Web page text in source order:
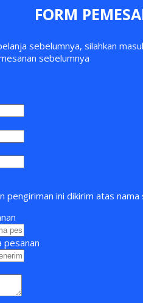
FORM
sebelumnya, silahkan
sebelumnya
pengiriman ini dikirim atas
pesanan